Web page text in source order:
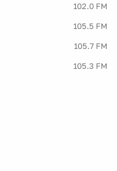
102.0 FM
105.5 FM
105.7 FM
105.3 FM